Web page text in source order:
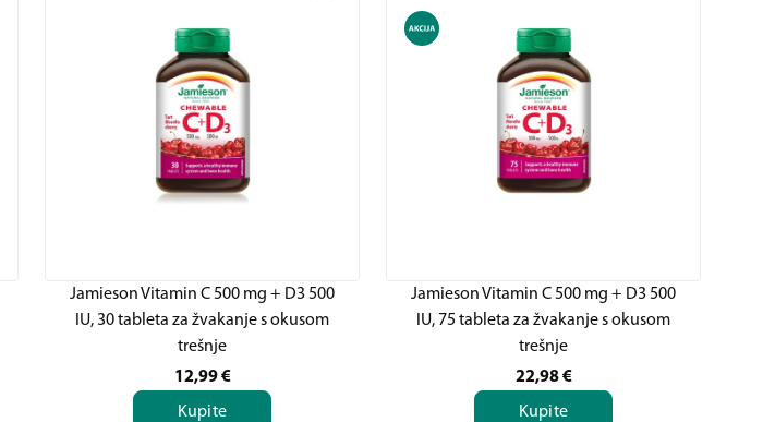
Jamieson Vitamin C 500 mg + D3 500
IU, 30 tableta za žvakanje s okusom
trešnje
12,99 €
Kupite
Jamieson Vitamin C 500 mg + D3 500
IU, 75 tableta za žvakanje s okusom
trešnje
22,98 €
Kupite